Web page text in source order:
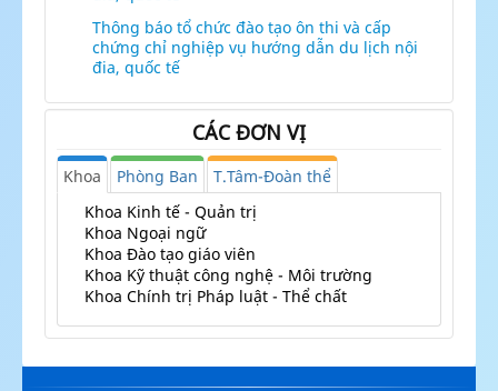
Thông báo tổ chức đào tạo ôn thi và cấp
chứng chỉ nghiệp vụ hướng dẫn du lịch nội
đia, quốc tế
CÁC ĐƠN VỊ
Khoa Phòng Ban
T.Tâm-Đoàn thể
Khoa Kinh tế - Quản trị
Khoa Ngoại ngữ
Khoa Đào tạo giáo viên
Khoa Kỹ thuật công nghệ - Môi trường
Khoa Chính trị Pháp luật - Thể chất